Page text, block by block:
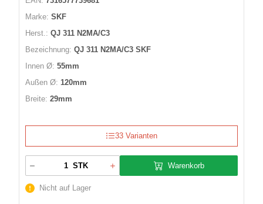
Marke: SKF
Herst.: QJ 311 N2MA/C3
Bezeichnung: QJ 311 N2MA/C3 SKF
Innen Ø: 55mm
Außen Ø: 120mm
Breite: 29mm
33 Varianten
STK Warenkorb
Nicht auf Lager